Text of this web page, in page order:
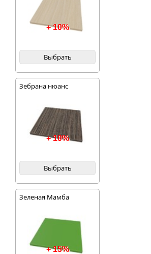
+ 10%
Выбрать
Зебрана нюанс
+ 10%
Выбрать
Зеленая Мамба
+ 15%